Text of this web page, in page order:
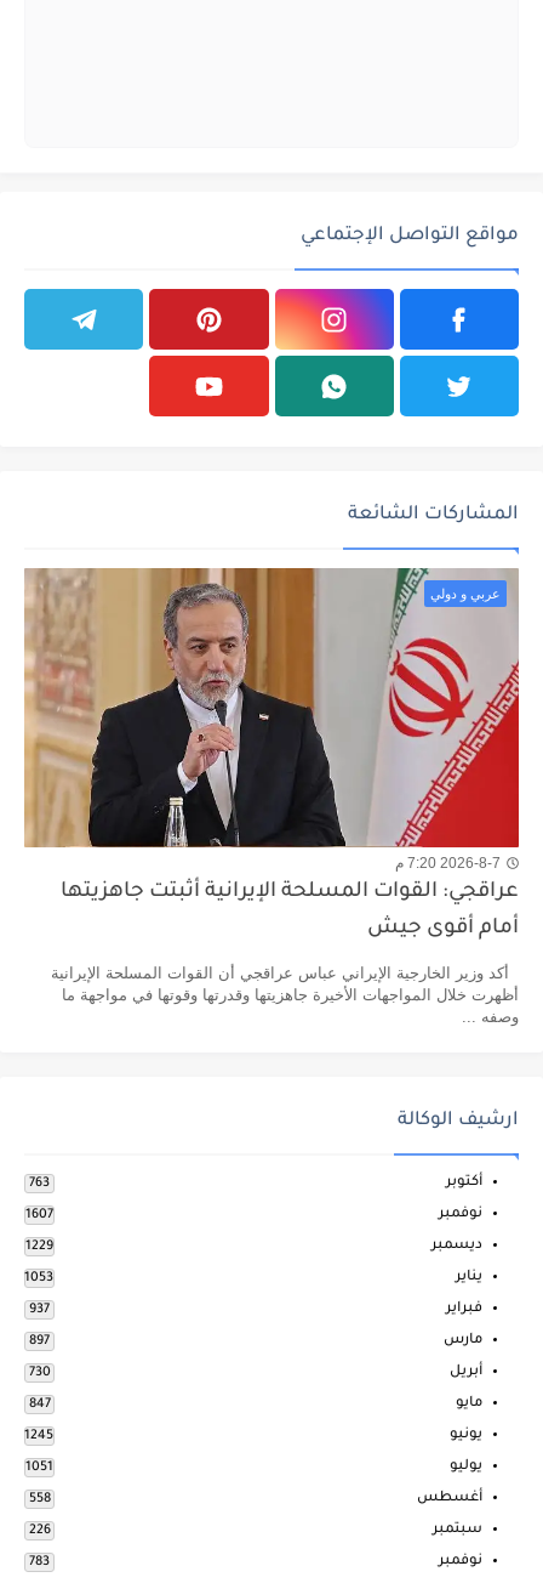
مواقع التواصل الإجتماعي
المشاركات الشائعة
عربي و دولي
2026-8-7 7:20 م
عراقجي: القوات المسلحة الإيرانية أثبتت جاهزيتها
أمام أقوى جيش
أكد وزير الخارجية الإيراني عباس عراقجي أن القوات المسلحة الإيرانية
أظهرت خلال المواجهات الأخيرة جاهزيتها وقدرتها وقوتها في مواجهة ما
وصفه ...
ارشيف الوكالة
أكتوبر 763
نوفمبر 1607
ديسمبر 1229
يناير 1053
فبراير 937
مارس 897
أبريل 730
مايو 847
يونيو 1245
يوليو 1051
أغسطس 558
سبتمبر 226
نوفمبر 783